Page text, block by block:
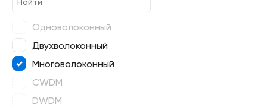
Одноволоконный
Двухволоконный
Многоволоконный
CWDM
DWDM